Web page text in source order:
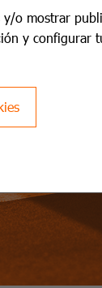
o mostrar
y configurar